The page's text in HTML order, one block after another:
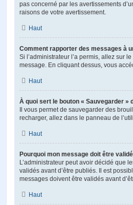
pas concerné par les avertissements
raisons de votre avertissement.
Haut
Comment rapporter des messages à
Si l’administrateur l’a permis, allez sur
message. En cliquant dessus, vous
Haut
À quoi sert le bouton « Sauvegarder »
Il vous permet de sauvegarder des
recharger, allez dans le panneau de
Haut
Pourquoi mon message doit être
L’administrateur peut avoir décidé que
validés avant d’être publiés. Il est
messages doivent être validés avant
Haut